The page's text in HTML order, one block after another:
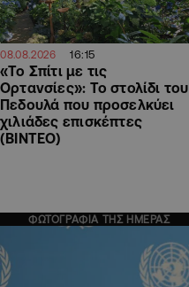
08.08.2026 16:15
«Το Σπίτι με τις
Ορτανσίες»: Το στολίδι του
Πεδουλά που προσελκύει
χιλιάδες επισκέπτες
(ΒΙΝΤΕΟ)
ΦΩΤΟΓΡΑΦΙΑ ΤΗΣ ΗΜΕΡΑΣ